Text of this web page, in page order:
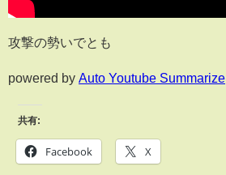
攻撃の勢いでとも
powered by Auto Youtube Summarize
共有:
Facebook X